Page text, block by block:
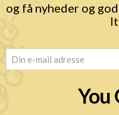
og få nyheder og
email (Påkrævet)
You